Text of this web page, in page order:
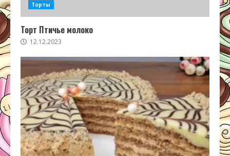
Торты
Торт Птичье молоко
12.12.2023